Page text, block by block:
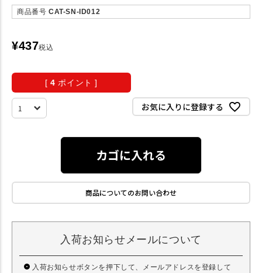
商品番号 CAT-SN-ID012
¥437税込
[ 4 ポイント ]
お気に入りに登録する
カゴに入れる
商品についてのお問い合わせ
入荷お知らせメールについて
入荷お知らせボタンを押下して、メールアドレスを登録して